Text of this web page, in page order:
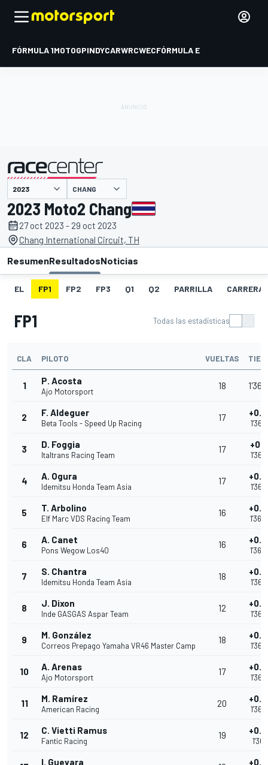
FÓRMULA 1MOTOGPINDYCARWRCWECFÓRMULA E
presentado por CHANG
2023 Moto2 Chang
27 oct 2023 - 29 oct 2023
Chang International Circuit, TH
ResumenResultadosNoticias
EL FP1 FP2 FP3 Q1 Q2 PARRILLA CARRERA
FP1 Todas las estadísticas
CLA PILOTO VUELTAS
1 P. Acosta
Ajo Motorsport
18
2 F. Aldeguer
Beta Tools - Speed Up Racing
17
3 D. Foggia
Italtrans Racing Team
17
4 A. Ogura
Idemitsu Honda Team Asia
17
5 T. Arbolino
Elf Marc VDS Racing Team
16
6 A. Canet
Pons Wegow Los40
16
7 S. Chantra
Idemitsu Honda Team Asia
18
8 J. Dixon
Inde GASGAS Aspar Team
12
9 M. González
Correos Prepago Yamaha VR46 Master Camp
18
10 A. Arenas
Ajo Motorsport
17
11 M. Ramírez
American Racing
20
12 C. Vietti Ramus
Fantic Racing
19
I. Guevara